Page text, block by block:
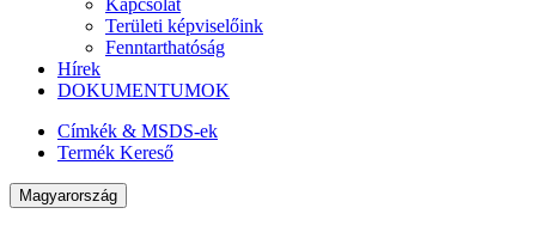
Kapcsolat
Területi képviselőink
Fenntarthatóság
Hírek
DOKUMENTUMOK
Címkék & MSDS-ek
Termék Kereső
Magyarország